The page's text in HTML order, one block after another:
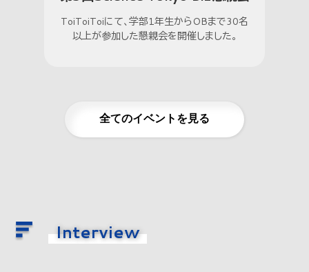
ToiToiToiにて、学部1年生からOBまで30名
以上が参加した懇親会を開催しました。
全てのイベントを見る
Interview